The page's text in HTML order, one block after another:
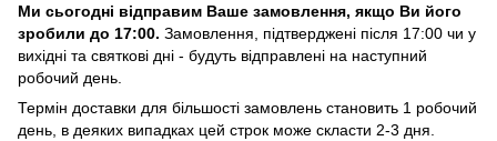
Ми сьогодні відправим Ваше замовлення, якщо Ви його
зробили до 17:00. Замовлення, підтверджені після 17:00 чи у
вихідні та святкові дні - будуть відправлені на наступний
робочий день.
Термін доставки для більшості замовлень становить 1 робочий
день, в деяких випадках цей строк може скласти 2-3 дня.